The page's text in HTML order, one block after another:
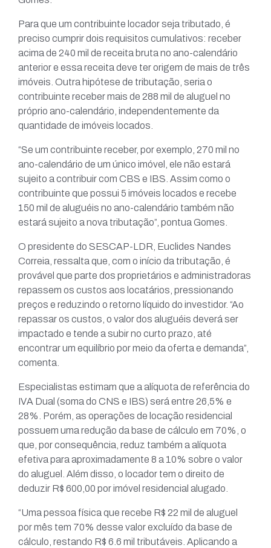
Para que um contribuinte locador seja tributado, é
preciso cumprir dois requisitos cumulativos: receber
acima de 240 mil de receita bruta no ano-calendário
anterior e essa receita deve ter origem de mais de três
imóveis. Outra hipótese de tributação, seria o
contribuinte receber mais de 288 mil de aluguel no
próprio ano-calendário, independentemente da
quantidade de imóveis locados.
“Se um contribuinte receber, por exemplo, 270 mil no
ano-calendário de um único imóvel, ele não estará
sujeito a contribuir com CBS e IBS. Assim como o
contribuinte que possui 5 imóveis locados e recebe
150 mil de aluguéis no ano-calendário também não
estará sujeito a nova tributação”, pontua Gomes.
O presidente do SESCAP-LDR, Euclides Nandes
Correia, ressalta que, com o início da tributação, é
provável que parte dos proprietários e administradoras
repassem os custos aos locatários, pressionando
preços e reduzindo o retorno líquido do investidor. “Ao
repassar os custos, o valor dos aluguéis deverá ser
impactado e tende a subir no curto prazo, até
encontrar um equilíbrio por meio da oferta e demanda”,
comenta.
Especialistas estimam que a alíquota de referência do
IVA Dual (soma do CNS e IBS) será entre 26,5% e
28%. Porém, as operações de locação residencial
possuem uma redução da base de cálculo em 70%, o
que, por consequência, reduz também a alíquota
efetiva para aproximadamente 8 a 10% sobre o valor
do aluguel. Além disso, o locador tem o direito de
deduzir R$ 600,00 por imóvel residencial alugado.
“Uma pessoa física que recebe R$ 22 mil de aluguel
por mês tem 70% desse valor excluído da base de
cálculo, restando R$ 6.6 mil tributáveis. Aplicando a